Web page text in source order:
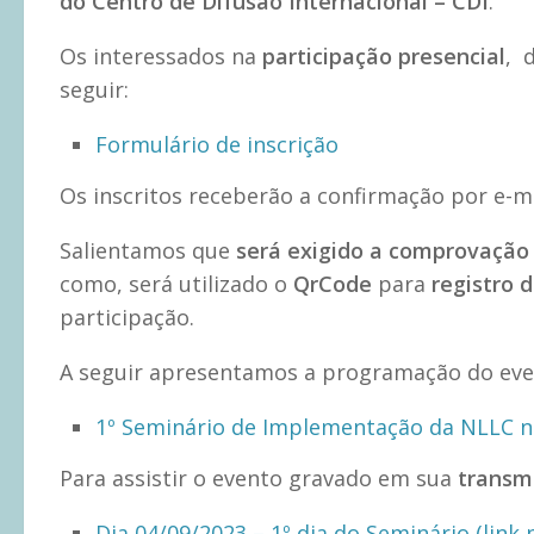
Os interessados na participação presencial,
seguir:
Formulário de inscrição
Os inscritos receberão a confirmação por e-
Salientamos que será exigido a
como, será utilizado o QrCode para registro
participação.
A seguir apresentamos a programação do
1º Seminário de Implementação da NLLC
Para assistir o evento gravado em sua